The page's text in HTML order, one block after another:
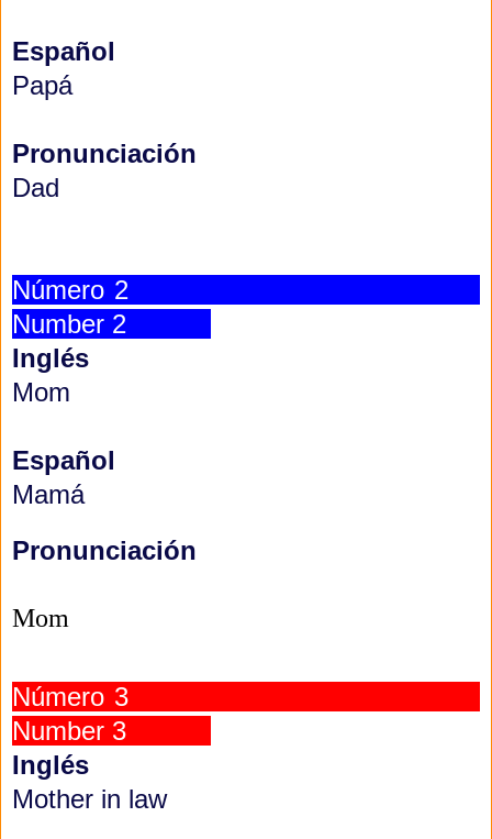
Español
Papá
Pronunciación
Dad
Número 2
Number 2
Inglés
Mom
Español
Mamá
Pronunciación
Mom
Número 3
Number 3
Inglés
Mother in law